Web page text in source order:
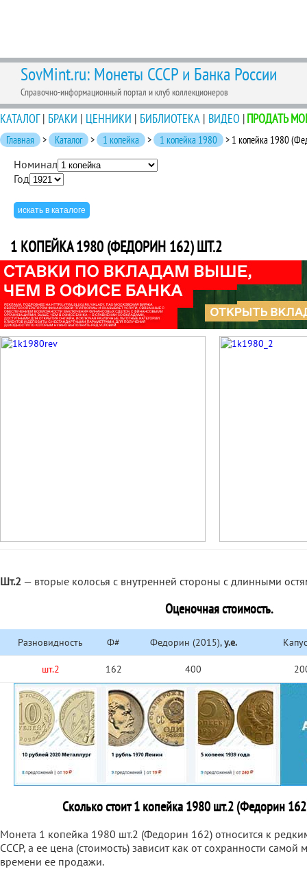
SovMint.ru: Монеты СССР и Банка России
Справочно-информационный портал и клуб коллекционеров
КАТАЛОГ| БРАКИ | ЦЕННИКИ | БИБЛИОТЕКА | ВИДЕО |ПРОДАТЬ
Главная > Каталог > 1 копейка > 1 копейка 1980 > 1 копейка 1980
Номинал
Год
1 КОПЕЙКА 1980 (ФЕДОРИН 162) ШТ.2
Шт.2 — вторые колосья с внутренней стороны с длинными
Оценочная стоимость.
Разновидность Ф# Федорин (2015),у.е.
шт.2 162 400
Сколько стоит 1 копейка 1980 шт.2 (Федорин
Монета 1 копейка 1980 шт.2 (Федорин 162) относится к
СССР, а ее цена (стоимость) зависит как от сохранности самой
времени ее продажи.